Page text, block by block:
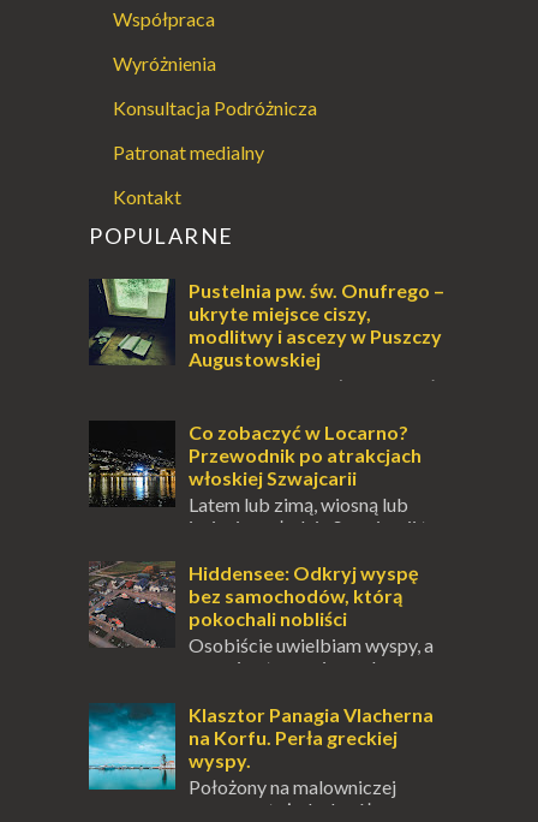
Współpraca
Wyróżnienia
Konsultacja Podróżnicza
Patronat medialny
Kontakt
POPULARNE
Pustelnia pw. św. Onufrego –
ukryte miejsce ciszy,
modlitwy i ascezy w Puszczy
Augustowskiej
Dla jednych to może wydawać
przetrwania lub romantycznym życiem. Dla
innych to nieustanne przebywanie z B...
Co zobaczyć w Locarno?
Przewodnik po atrakcjach
włoskiej Szwajcarii
Latem lub zimą, wiosną lub
jesienią, południe Szwajcarii to
odwiedzić. Moja zimowa podróż do
Locarno gwara...
Hiddensee: Odkryj wyspę
bez samochodów, którą
pokochali nobliści
Osobiście uwielbiam wyspy, a
uczucie otoczenia wodą
pośrodku Bałtyku? To zawsze brzmi jak
doskonał...
Klasztor Panagia Vlacherna
na Korfu. Perła greckiej
wyspy.
Położony na malowniczej
wysepce, tuż obok półwyspu